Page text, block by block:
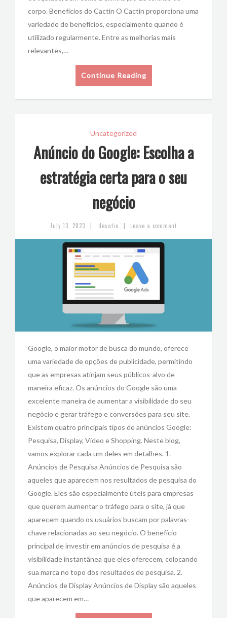
corpo. Benefícios do Cactin O Cactin proporciona uma
variedade de benefícios, especialmente quando é
utilizado regularmente. Entre as melhorias mais
relevantes,…
Continue Reading
Uncategorized
Anúncio do Google: Escolha a
estratégia certa para o seu
negócio
July 13, 2023 | desafio | Leave a comment
Google, o maior motor de busca do mundo, oferece
uma variedade de opções de publicidade, permitindo
que as empresas atinjam seus públicos-alvo de
maneira eficaz. Os anúncios do Google são uma
excelente maneira de aumentar a visibilidade do seu
negócio e gerar tráfego e conversões para seu site.
Existem quatro principais tipos de anúncios Google:
Pesquisa, Display, Vídeo e Shopping. Neste blog,
vamos explorar cada um deles em detalhes. 1.
Anúncios de Pesquisa Anúncios de Pesquisa são
aqueles que aparecem nos resultados de pesquisa do
Google. Eles são especialmente úteis para empresas
que querem aumentar o tráfego para o site, já que
aparecem quando os usuários buscam por palavras-
chave relacionadas ao seu negócio. O benefício
principal de investir em anúncios de pesquisa é a
visibilidade instantânea que eles oferecem, colocando
sua marca no topo dos resultados de pesquisa. 2.
Anúncios de Display Anúncios de Display são aqueles
que aparecem em…